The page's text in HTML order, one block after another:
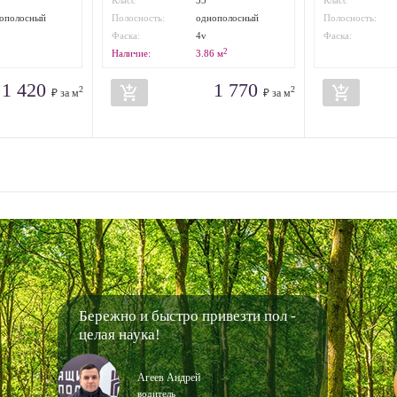
1 420 ₽ за м2
износостойкости:
Полосность:
однополосный
Фаска:
4v
Наличие:
3.86 м2
add_shopping_cart 1 770₽ за м2
износостойкости:
Полосность:
Фаска:
add_shopping_cart
Бережно и быстро привезти пол -
целая наука!
Агеев Андрей
водитель